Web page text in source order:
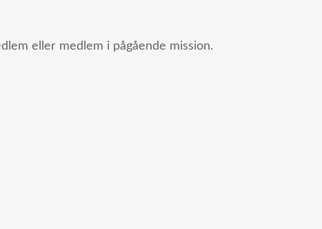
eller medlem i pågående mission.